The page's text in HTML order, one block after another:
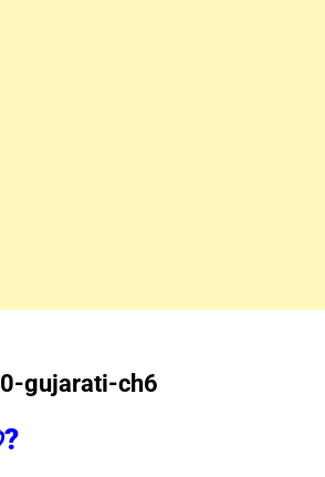
gujarati-ch6